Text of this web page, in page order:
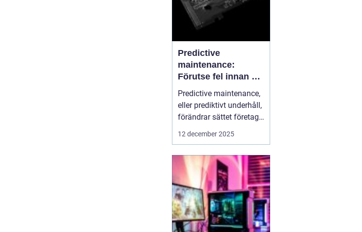
Predictive
maintenance:
Förutse fel innan de
uppstår med hjälp
av sensorer
Predictive maintenance,
eller prediktivt underhåll,
förändrar sättet företag
hanterar maskiner och
går sönder, använder
system se...
12 december 2025